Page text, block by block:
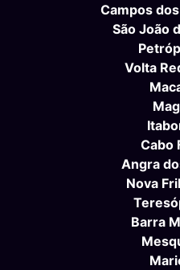
Campos
São João
Volta
Cabo
Angra
Nova
Barra